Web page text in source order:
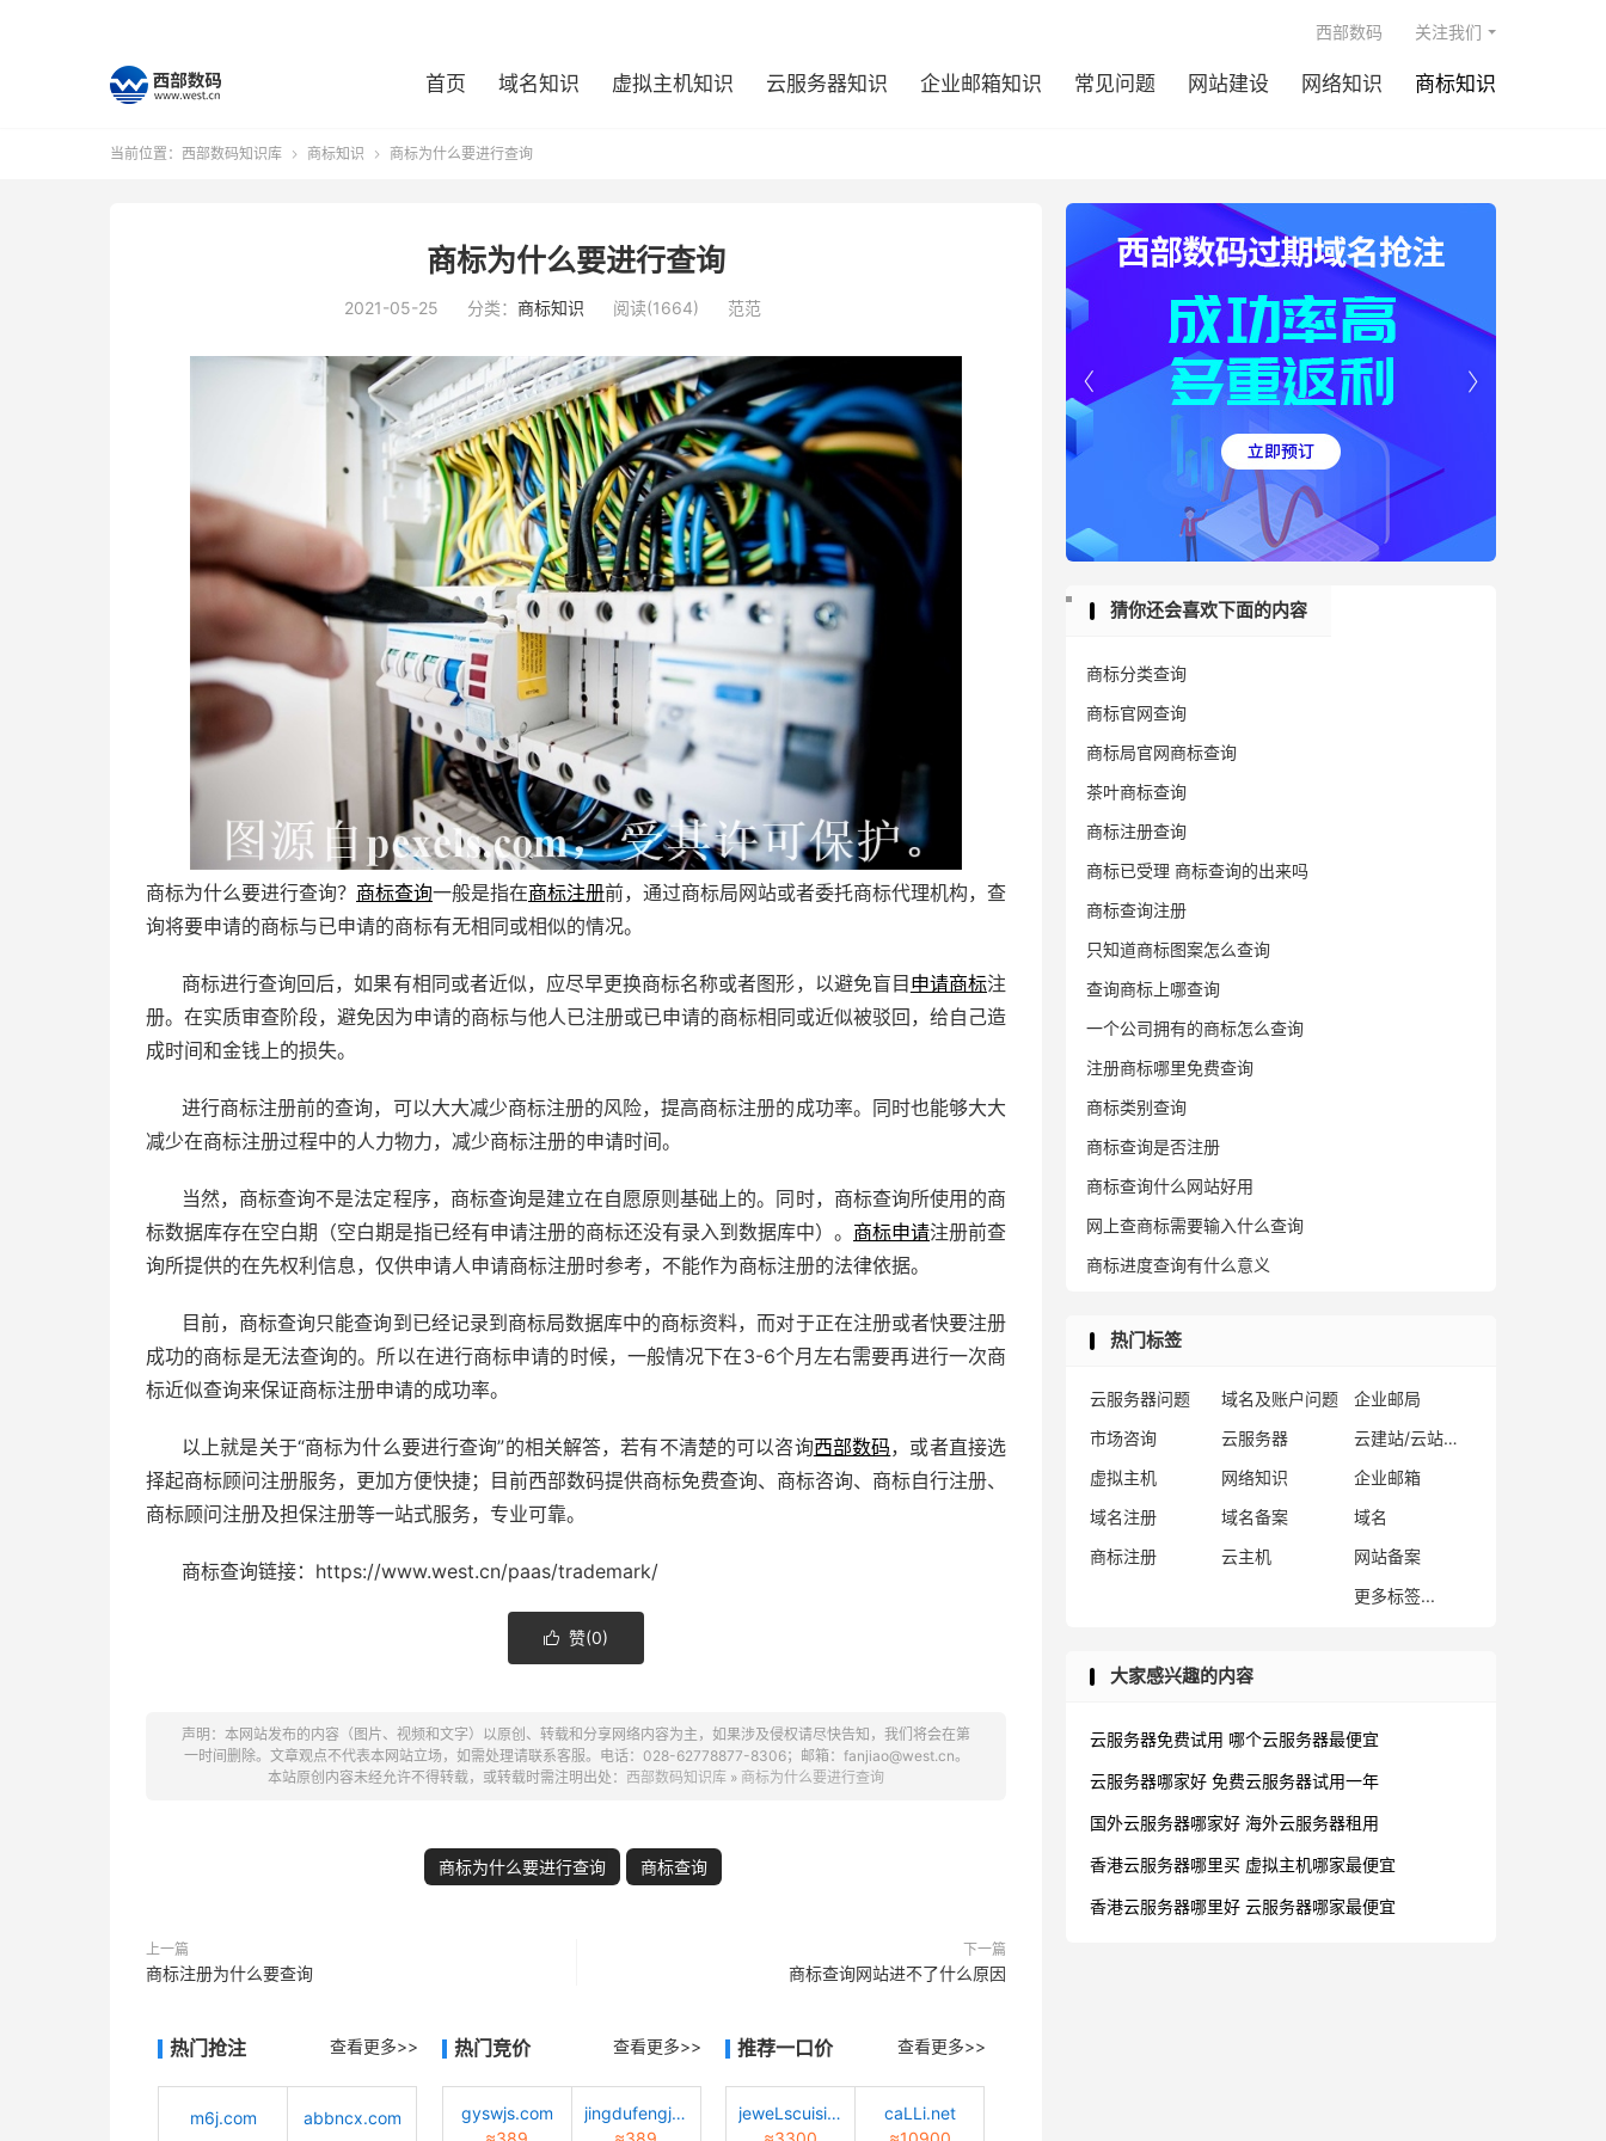
首页 域名知识 虚拟主机知识 云服务器知识 企业邮箱知识 常见问题 网站建设 网络知识 商标知识
西部数码 关注我们
当前位置： 西部数码知识库  商标知识  商标为什么要进行查询
商标为什么要进行查询
2021-05-25 分类： 商标知识 阅读(1664) 范范
商标为什么要进行查询？ 商标查询一般是指在商标注册前，通过商标局网站或者委托商标代理机构，查
询将要申请的商标与已申请的商标有无相同或相似的情况。
商标进行查询回后，如果有相同或者近似，应尽早更换商标名称或者图形，以避免盲目 申请商标注
册。在实质审查阶段，避免因为申请的商标与他人已注册或已申请的商标相同或近似被驳回，给自己造
成时间和金钱上的损失。
进行商标注册前的查询，可以大大减少商标注册的风险，提高商标注册的成功率。同时也能够大大
减少在商标注册过程中的人力物力，减少商标注册的申请时间。
当然，商标查询不是法定程序，商标查询是建立在自愿原则基础上的。同时，商标查询所使用的商
标数据库存在空白期（空白期是指已经有申请注册的商标还没有录入到数据库中）。 商标申请注册前查
询所提供的在先权利信息，仅供申请人申请商标注册时参考，不能作为商标注册的法律依据。
目前，商标查询只能查询到已经记录到商标局数据库中的商标资料，而对于正在注册或者快要注册
成功的商标是无法查询的。所以在进行商标申请的时候，一般情况下在3-6个月左右需要再进行一次商
标近似查询来保证商标注册申请的成功率。
以上就是关于“商标为什么要进行查询”的相关解答，若有不清楚的可以咨询西部数码，或者直接选
择起商标顾问注册服务，更加方便快捷；目前西部数码提供商标免费查询、商标咨询、商标自行注册、
商标顾问注册及担保注册等一站式服务，专业可靠。
商标查询链接：https://www.west.cn/paas/trademark/
 赞(0)
声明：本网站发布的内容（图片、视频和文字）以原创、转载和分享网络内容为主，如果涉及侵权请尽快告知，我们将会在第
一时间删除。文章观点不代表本网站立场，如需处理请联系客服。电话：028-62778877-8306；邮箱：fanjiao@west.cn。
本站原创内容未经允许不得转载，或转载时需注明出处： 西部数码知识库 » 商标为什么要进行查询
商标为什么要进行查询 商标查询
上一篇
商标注册为什么要查询
下一篇
商标查询网站进不了什么原因
热门抢注 查看更多>>
m6j.com abbncx.com
热门竞价 查看更多>>
gyswjs.com
jingdufengjing.com
推荐一口价 查看更多>>
jeweLscuisine.com
caLLi.net


猜你还会喜欢下面的内容
商标分类查询
商标官网查询
商标局官网商标查询
茶叶商标查询
商标注册查询
商标已受理 商标查询的出来吗
商标查询注册
只知道商标图案怎么查询
查询商标上哪查询
一个公司拥有的商标怎么查询
注册商标哪里免费查询
商标类别查询
商标查询是否注册
商标查询什么网站好用
网上查商标需要输入什么查询
商标进度查询有什么意义
热门标签
云服务器问题 域名及账户问题
企业邮局
市场咨询
云服务器
云建站/云站群/小程序
虚拟主机
网络知识
企业邮箱
域名注册
域名备案
域名
商标注册
云主机
网站备案
更多标签...
大家感兴趣的内容
云服务器免费试用 哪个云服务器最便宜
云服务器哪家好 免费云服务器试用一年
国外云服务器哪家好 海外云服务器租用
香港云服务器哪里买 虚拟主机哪家最便宜
香港云服务器哪里好 云服务器哪家最便宜